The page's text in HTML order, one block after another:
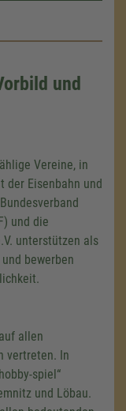
und
Vereine, in
der Eisenbahn und
und die
unterstützen als
bewerben
allen
vertreten. In
spiel“
und Löbau.